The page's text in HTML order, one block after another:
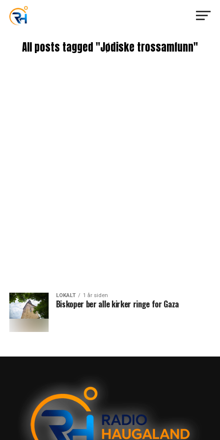
All posts tagged "Jødiske trossamfunn"
LOKALT 1 år siden
Biskoper ber alle kirker ringe for Gaza